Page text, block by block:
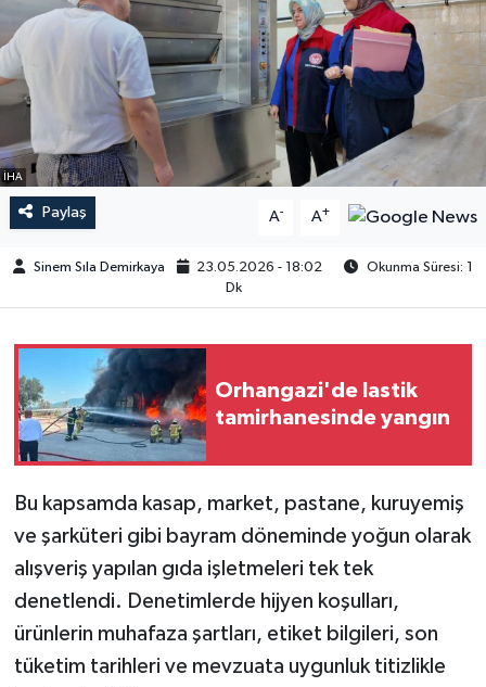
İHA
Paylaş A- A+
Sinem Sıla Demirkaya 23.05.2026 - 18:02
Okunma Süresi: 1
Dk
Orhangazi'de lastik
tamirhanesinde yangın
Bu kapsamda kasap, market, pastane, kuruyemiş
ve şarküteri gibi bayram döneminde yoğun olarak
alışveriş yapılan gıda işletmeleri tek tek
denetlendi. Denetimlerde hijyen koşulları,
ürünlerin muhafaza şartları, etiket bilgileri, son
tüketim tarihleri ve mevzuata uygunluk titizlikle